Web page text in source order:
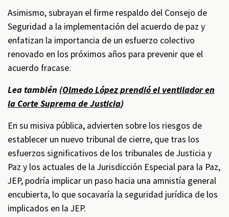
Asimismo, subrayan el firme respaldo del Consejo de
Seguridad a la implementación del acuerdo de paz y
enfatizan la importancia de un esfuerzo colectivo
renovado en los próximos años para prevenir que el
acuerdo fracase.
Lea también (Olmedo López prendió el ventilador en
la Corte Suprema de Justicia)
En su misiva pública, advierten sobre los riesgos de
establecer un nuevo tribunal de cierre, que tras los
esfuerzos significativos de los tribunales de Justicia y
Paz y los actuales de la Jurisdicción Especial para la Paz,
JEP, podría implicar un paso hacia una amnistía general
encubierta, lo que socavaría la seguridad jurídica de los
implicados en la JEP.